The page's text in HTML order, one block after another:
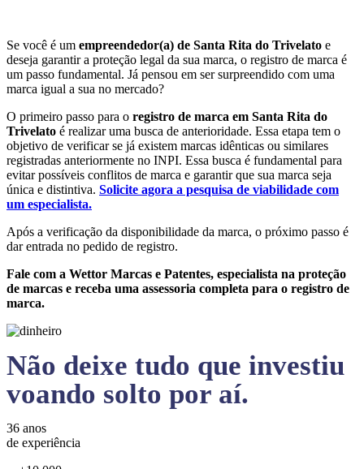
Se você é um empreendedor(a) de Santa Rita do Trivelato e
deseja garantir a proteção legal da sua marca, o registro de marca é
um passo fundamental. Já pensou em ser surpreendido com uma
marca igual a sua no mercado?
O primeiro passo para o registro de marca em Santa Rita do
Trivelato é realizar uma busca de anterioridade. Essa etapa tem o
objetivo de verificar se já existem marcas idênticas ou similares
registradas anteriormente no INPI. Essa busca é fundamental para
evitar possíveis conflitos de marca e garantir que sua marca seja
única e distintiva. Solicite agora a pesquisa de viabilidade com
um especialista.
Após a verificação da disponibilidade da marca, o próximo passo é
dar entrada no pedido de registro.
Fale com a Wettor Marcas e Patentes, especialista na proteção
de marcas e receba uma assessoria completa para o registro de
marca.
Não deixe tudo que investiu
voando solto por aí.
36 anos
de experiência